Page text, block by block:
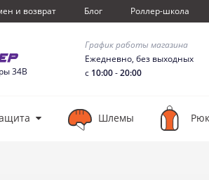
и возврат Блог Роллер-школа
34В
График работы магазина
Ежедневно, без выходных
с 10:00-20:00
Шлемы